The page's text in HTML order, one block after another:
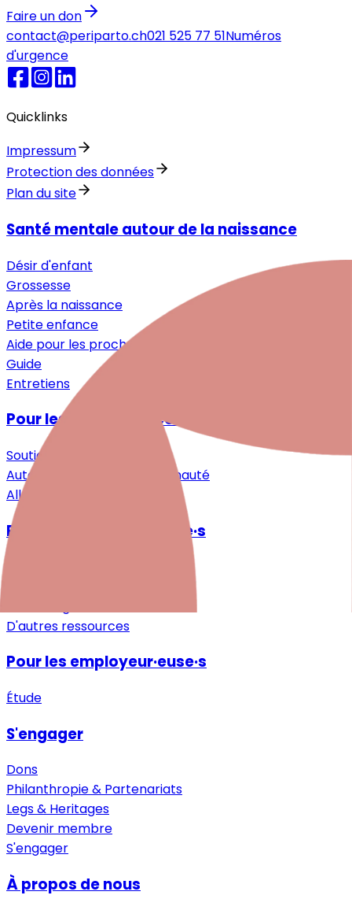
Faire un don
contact@periparto.ch021 525 77 51Numéros
d'urgence
Quicklinks
Impressum
Protection des données
Plan du site
Santé mentale autour de la naissance
Désir d'enfant
Grossesse
Après la naissance
Petite enfance
Aide pour les proches
Guide
Entretiens
Pour les personnes concernées
Soutien spécialisé
Auto-assistance & Communauté
Allègement & Soutien
Pour les professionnel·le·s
D'autres ressources
Pour les employeur·euse·s
Étude
S'engager
Dons
Philanthropie & Partenariats
Legs & Heritages
Devenir membre
S'engager
À propos de nous